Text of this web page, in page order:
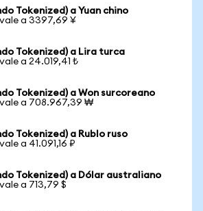
Tokenized) a Yuan chino
a 3397,69 ¥
Tokenized) a Lira turca
a 24.019,41 ₺
Tokenized) a Won surcoreano
a 708.967,39 ₩
Tokenized) a Rublo ruso
a 41.091,16 ₽
Tokenized) a Dólar australiano
a 713,79 $